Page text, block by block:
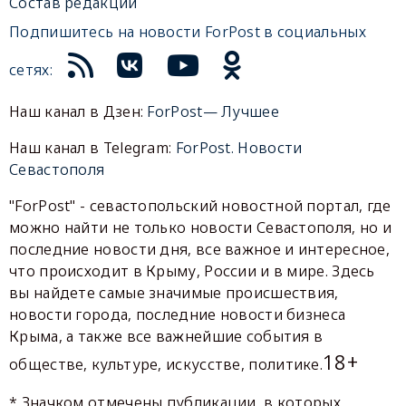
Подпишитесь на новости ForPost в социальных
сетях:
Наш канал в Дзен: ForPost— Лучшее
Наш канал в Telegram: ForPost. Новости
Севастополя
"ForPost" - севастопольский новостной портал, где
можно найти не только новости Севастополя, но и
последние новости дня, все важное и интересное,
что происходит в Крыму, России и в мире. Здесь
вы найдете самые значимые происшествия,
новости города, последние новости бизнеса
Крыма, а также все важнейшие события в
обществе, культуре, искусстве, политике.18+